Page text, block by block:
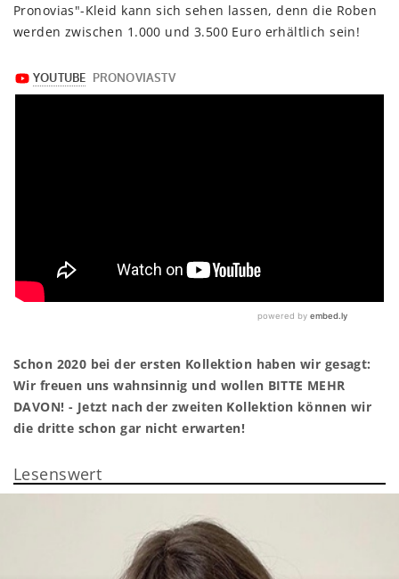
Pronovias"-Kleid kann sich sehen lassen, denn die Roben
werden zwischen 1.000 und 3.500 Euro erhältlich sein!
Schon 2020 bei der ersten Kollektion haben wir gesagt:
Wir freuen uns wahnsinnig und wollen BITTE MEHR
DAVON! - Jetzt nach der zweiten Kollektion können wir
die dritte schon gar nicht erwarten!
Lesenswert